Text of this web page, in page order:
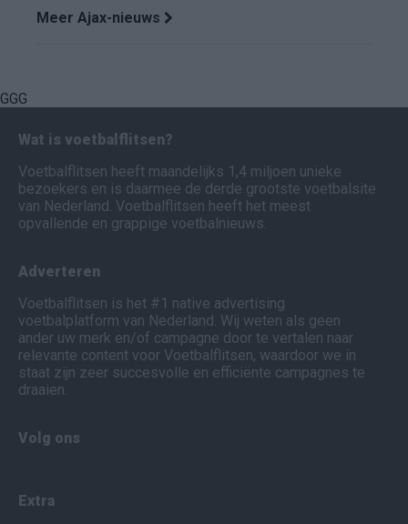
Meer Ajax-nieuws
GGG
Wat is voetbalflitsen?
Voetbalflitsen heeft maandelijks 1,4 miljoen unieke
bezoekers en is daarmee de derde grootste voetbalsite
van Nederland. Voetbalflitsen heeft het meest
opvallende en grappige voetbalnieuws.
Adverteren
Voetbalflitsen is het #1 native advertising
voetbalplatform van Nederland. Wij weten als geen
ander uw merk en/of campagne door te vertalen naar
relevante content voor Voetbalflitsen, waardoor we in
staat zijn zeer succesvolle en efficiënte campagnes te
draaien.
Volg ons
Extra